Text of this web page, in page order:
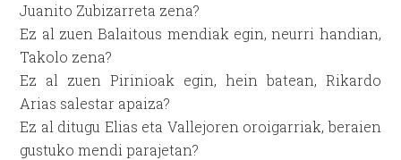
Juanito Zubizarreta zena?
Ez al zuen Balaitous mendiak egin, neurri handian,
Takolo zena?
Ez al zuen Pirinioak egin, hein batean, Rikardo
Arias salestar apaiza?
Ez al ditugu Elias eta Vallejoren oroigarriak, beraien
gustuko mendi parajetan?